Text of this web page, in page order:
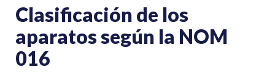
Clasificación de los
aparatos según la NOM
016